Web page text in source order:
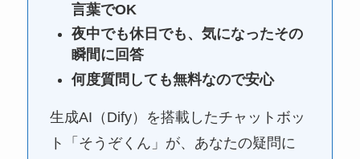
言葉でOK
夜中でも休日でも、気になったその
瞬間に回答
何度質問しても無料なので安心
生成AI（Dify）を搭載したチャットボッ
ト「そうぞくん」が、あなたの疑問に